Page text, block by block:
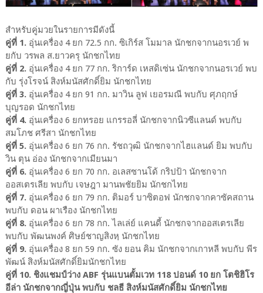
สำหรับคู่มวยในรายการมีดังนี้
คู่ที่ 1. อุ่นเครื่อง 4 ยก 72.5 กก. ซิเกิร์ส โมมาล นักชกจากนอรเวย์ พ
ยกับ วรพล ส.ยาวครุ นักชกไทย
คู่ที่ 2.อุ่นเครื่อง 4 ยก 77 กก. ริการ์ด เหสดิเซ่น นักชกจากนอรเวย์ พบ
กับ รุ่งโรจน์ สิงห์มนัสศักดิ์ยิม นักชกไทย
คู่ที่ 3. อุ่นเครื่อง 4 ยก 91 กก. มาวิน ลูฟ เยอรมณี พบกับ ศุภฤกษ์
บุญรอด นักชกไทย
คู่ที่ 4.อุ่นเครื่อง 6 ยกทรอย แกรรอลี่ นักชกจากนิวซีแลนด์ พบกับ
สมโภช ศรีสา นักชกไทย
คู่ที่ 5. อุ่นเครื่อง 6 ยก 76 กก. รัชถวุฒิ นักชกจากไฮแลนด์ ยิม พบกับ
วิน ตุน อ่อง นักชกจากเมียนมา
คู่ที่ 6.อุ่นเครื่อง 6 ยก 70 กก. อเลสซานโด้ กริปป้า นักชกจาก
ออสเตรเลีย พบกับ เจษฎา มานพชัยยิม นักชกไทย
คู่ที่ 7.อุ่นเครื่อง 6 ยก 79 กก. ติมอร์ บาซิตอฟ นักชกจากคาซัคสถาน
พบกับ ดอน ผาเรือง นักชกไทย
คู่ที่ 8. อุ่นเครื่อง 6 ยก 78 กก. ไลเล่ย์ แคนดี้ นักชกจากออสเตรเลีย
พบกับ พัฒนพงค์ ศิษย์ชาญสิงหฺ นักชกไทย
คู่ที่ 9.อุ่นเครื่อง 8 ยก 59 กก. ซัง ยอน คิม นักชกจากเกาหลี พบกับ พีร
พัฒน์ สิงห์มนัสศักดิ์ยิมนักชกไทย
คู่ที่ 10. ชิงแชมป์ว่าง ABF รุ่นแบนตั้มเวท 118 ปอนด์ 10 ยก โตชิฮิโร
อีล่า นักชกจากญี่ปุ่น พบกับ ชลธี สิงห์มนัสศักดิ์ยิม นักชกไทย